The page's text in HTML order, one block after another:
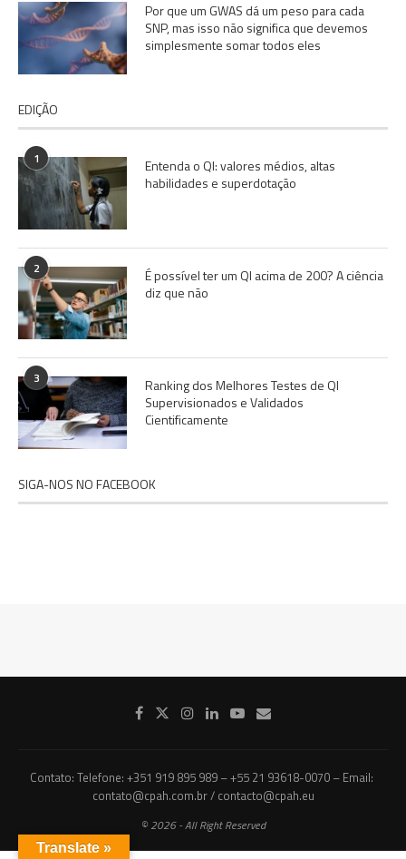
Por que um GWAS dá um peso para cada
SNP, mas isso não significa que devemos
simplesmente somar todos eles
EDIÇÃO
1
Entenda o QI: valores médios, altas
habilidades e superdotação
2
É possível ter um QI acima de 200? A ciência
diz que não
3
Ranking dos Melhores Testes de QI
Supervisionados e Validados
Cientificamente
SIGA-NOS NO FACEBOOK
Contato: Telefone: +351 919 895 989 – +55 21 93618-0070 – Email:
contato@cpah.com.br / contacto@cpah.eu
© 2026 - All Right Reserved
Translate »